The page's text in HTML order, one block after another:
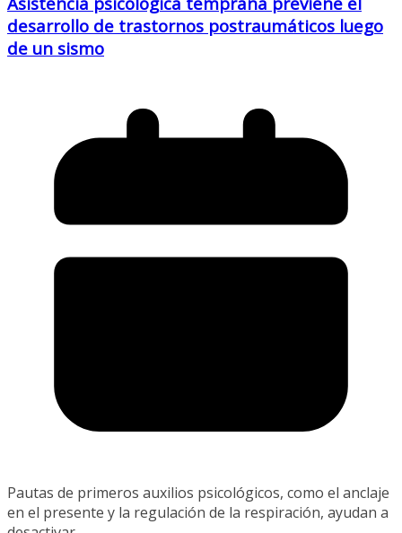
desarrollo de trastornos postraumáticos luego
de un sismo
Pautas de primeros auxilios psicológicos, como el anclaje
en el presente y la regulación de la respiración, ayudan a